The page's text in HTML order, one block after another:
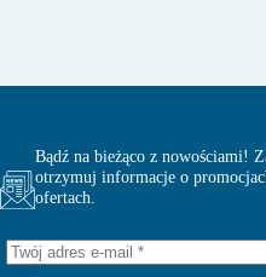
Bądź na bieżąco z nowościami!
otrzymuj informacje o
ofertach.